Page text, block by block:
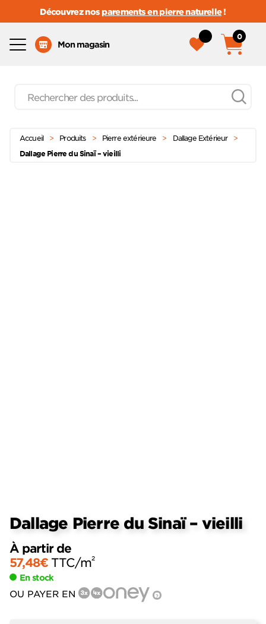
Découvrez nosparements en pierre naturelle!
Mon magasin
0
contenu
Menu
Accueil > Produits > Pierre extérieure > Dallage Extérieur
>
Dallage Pierre du Sinaï – vieilli
Dallage Pierre du Sinaï – vieilli
À partir de
57,48€ TTC/m2
En stock
OU PAYER EN ?